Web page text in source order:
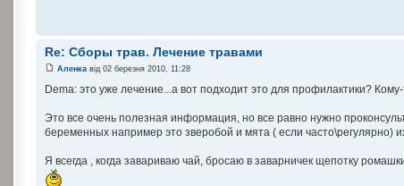
Re: Сборы трав. Лечение травами
Аленка від 02 березня 2010, 11:28
Dema: это уже лечение...а вот подходит это для профилактики?
Это все очень полезная информация, но все равно нужно
беременных например это зверобой и мята ( если часто\регулярно)
Я всегда , когда завариваю чай, бросаю в заварничек щепотку